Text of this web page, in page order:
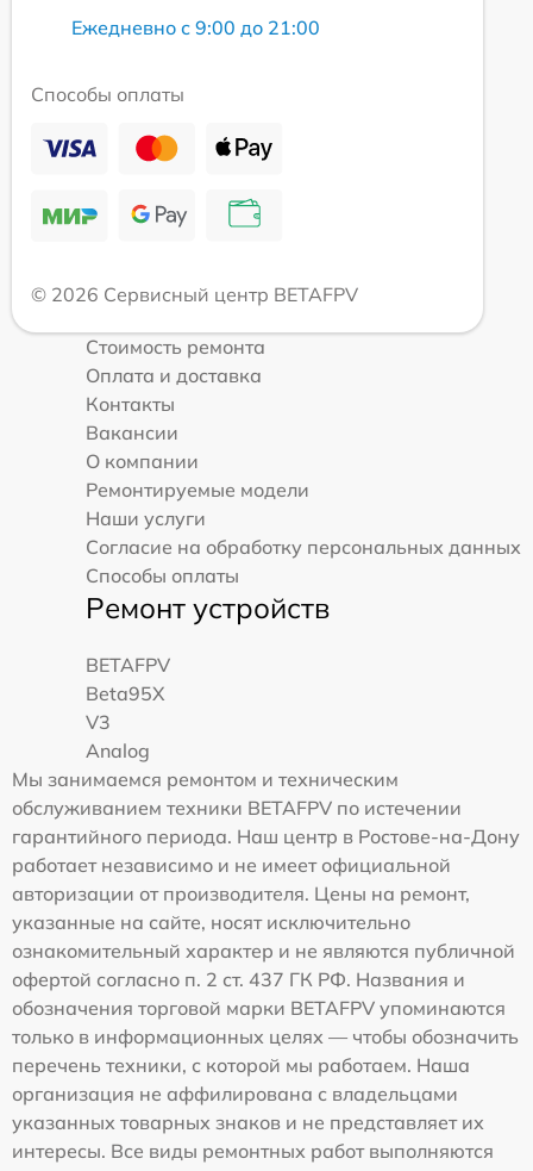
Ежедневно с 9:00 до 21:00
Способы оплаты
© 2026 Сервисный центр BETAFPV
Стоимость ремонта
Оплата и доставка
Контакты
Вакансии
О компании
Ремонтируемые модели
Наши услуги
Согласие на обработку персональных данных
Способы оплаты
Ремонт устройств
BETAFPV
Beta95X
V3
Analog
Мы занимаемся ремонтом и техническим
обслуживанием техники BETAFPV по истечении
гарантийного периода. Наш центр в Ростове-на-Дону
работает независимо и не имеет официальной
авторизации от производителя. Цены на ремонт,
указанные на сайте, носят исключительно
ознакомительный характер и не являются публичной
офертой согласно п. 2 ст. 437 ГК РФ. Названия и
обозначения торговой марки BETAFPV упоминаются
только в информационных целях — чтобы обозначить
перечень техники, с которой мы работаем. Наша
организация не аффилирована с владельцами
указанных товарных знаков и не представляет их
интересы. Все виды ремонтных работ выполняются